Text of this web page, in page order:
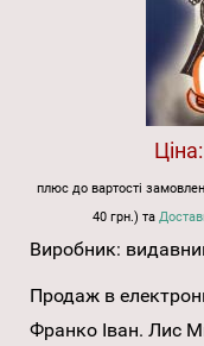
Ціна:
плюс до вартості
40 грн.) та
Виробник:
Продаж в
Франко Іван. Лис